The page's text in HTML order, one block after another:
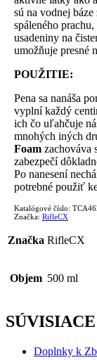
sú na vodnej
spáleného
usadeniny na
umožňuje presné
POUŽITIE:
Pena sa nanáša
vyplní každý
ich čo uľahčuje
mnohých iných
Foam zachováva
zabezpečí
Po nanesení
potrebné použiť
Katalógové číslo:
Značka: RifleCX
Značka RifleCX
Objem 500 ml
Doplnky k